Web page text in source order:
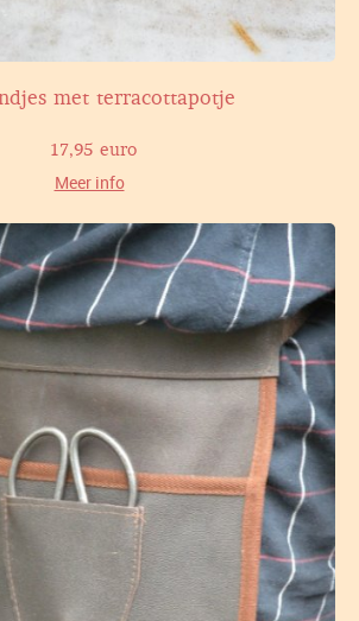
met terracottapotje
17,95 euro
Meer info